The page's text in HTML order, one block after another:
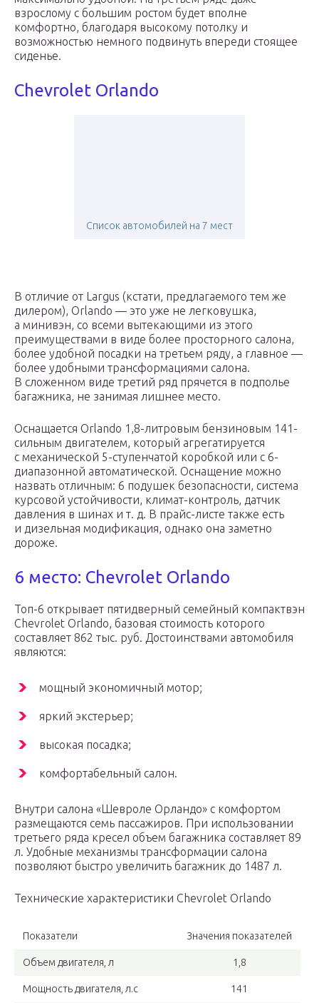
взрослому с большим ростом будет вполне
комфортно, благодаря высокому потолку и
возможностью немного подвинуть впереди стоящее
сиденье.
Chevrolet Orlando
Список автомобилей на 7 мест
В отличие от Largus (кстати, предлагаемого тем же
дилером), Orlando — это уже не легковушка,
а минивэн, со всеми вытекающими из этого
преимуществами в виде более просторного салона,
более удобной посадки на третьем ряду, а главное —
более удобными трансформациями салона.
В сложенном виде третий ряд прячется в подполье
багажника, не занимая лишнее место.
Оснащается Orlando 1,8-литровым бензиновым 141-
сильным двигателем, который агрегатируется
с механической 5-ступенчатой коробкой или с 6-
диапазонной автоматической. Оснащение можно
назвать отличным: 6 подушек безопасности, система
курсовой устойчивости, климат-контроль, датчик
давления в шинах и т. д. В прайс-листе также есть
и дизельная модификация, однако она заметно
дороже.
6 место: Chevrolet Orlando
Топ-6 открывает пятидверный семейный компактвэн
Chevrolet Orlando, базовая стоимость которого
составляет 862 тыс. руб. Достоинствами автомобиля
являются:
мощный экономичный мотор;
яркий экстерьер;
высокая посадка;
комфортабельный салон.
Внутри салона «Шевроле Орландо» с комфортом
размещаются семь пассажиров. При использовании
третьего ряда кресел объем багажника составляет 89
л. Удобные механизмы трансформации салона
позволяют быстро увеличить багажник до 1487 л.
Технические характеристики Chevrolet Orlando
Показатели Значения показателей
Объем двигателя, л 1,8
Мощность двигателя, л.с 141